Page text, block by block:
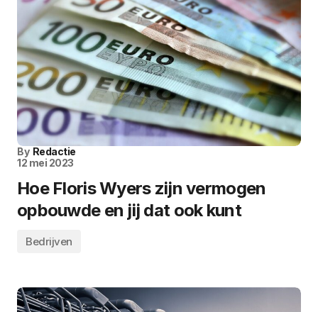
By Redactie
12 mei 2023
Hoe Floris Wyers zijn vermogen
opbouwde en jij dat ook kunt
Bedrijven